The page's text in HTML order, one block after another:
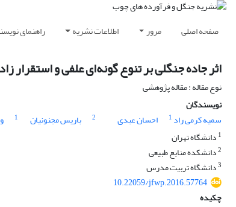
صفحه اصلی مرور اطلاعات نشریه راهنمای
اثر جاده‌ جنگلی بر تنوع گونه‌ای علفی و
نوع مقاله : مقاله پژوهشی
نویسندگان
سمیه کرمی راد 1 احسان عبدی 2 باریس مجنونیان 1
1 دانشگاه تهران
2دانشکده منابع طبیعی
3دانشگاه تربیت مدرس
10.22059/jfwp.2016.57764
چکیده